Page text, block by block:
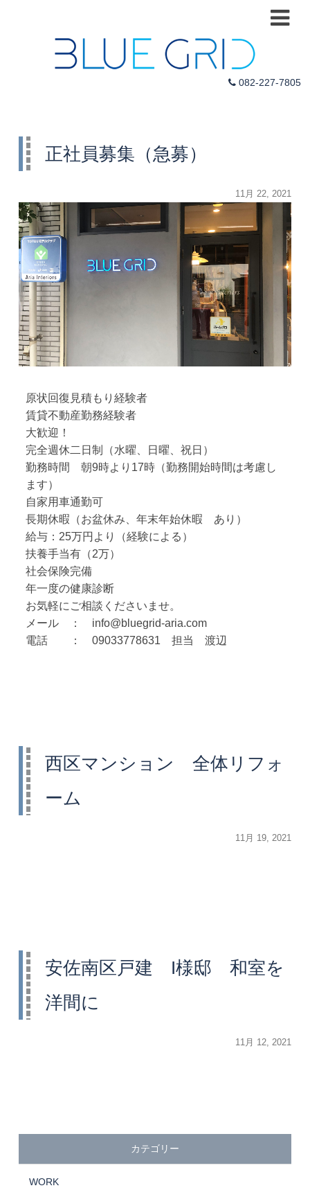
082-227-7805
正社員募集（急募）
投
日:
11月 22, 2021
原状回復見積もり経験者
賃貸不動産勤務経験者
大歓迎！
完全週休二日制（水曜、日曜、祝日）
勤務時間 朝9時より17時（勤務開始時間は考慮し
ます）
自家用車通勤可
長期休暇（お盆休み、年末年始休暇 あり）
給与：25万円より（経験による）
扶養手当有（2万）
社会保険完備
年一度の健康診断
お気軽にご相談くださいませ。
メール ： info@bluegrid-aria.com
電話 ： 09033778631 担当 渡辺
西区マンション 全体リフォ
ーム
投
11月 19, 2021
安佐南区戸建 I様邸 和室を
洋間に
投
11月 12, 2021
カテゴリー
WORK